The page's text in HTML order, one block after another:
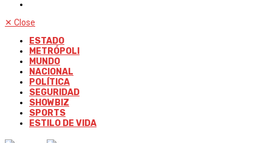
✕ Close
ESTADO
METRÓPOLI
MUNDO
NACIONAL
POLÍTICA
SEGURIDAD
SHOWBIZ
SPORTS
ESTILO DE VIDA